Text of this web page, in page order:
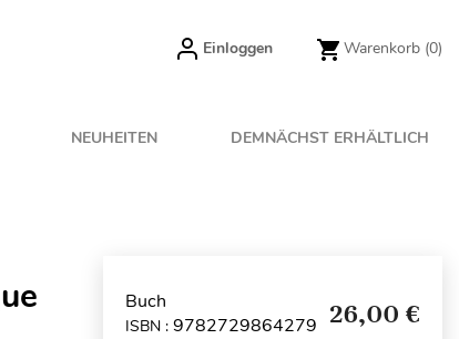
Einloggen Warenkorb (0)
NEUHEITEN DEMNÄCHST ERHÄLTLICH
Buch
ISBN : 9782729864279 26,00 €